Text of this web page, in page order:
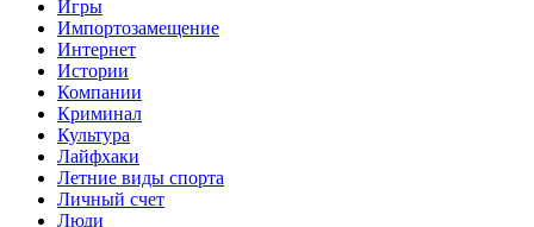
Игры
Импортозамещение
Интернет
Истории
Компании
Криминал
Культура
Лайфхаки
Летние виды спорта
Личный счет
Люди